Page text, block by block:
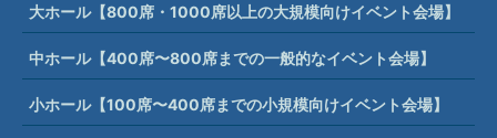
大ホール【800席・1000席以上の大規模向けイベント会場】
中ホール【400席〜800席までの一般的なイベント会場】
小ホール【100席〜400席までの小規模向けイベント会場】